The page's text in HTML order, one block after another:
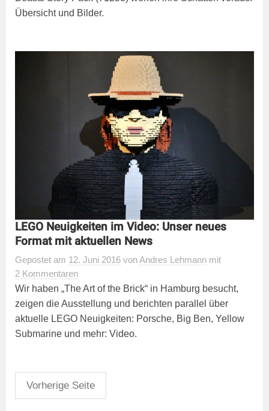
Übersicht und Bilder.
LEGO Neuigkeiten im Video: Unser neues
Format mit aktuellen News
Gepostet am 12. Juni 2016 vonAndres Lehmann mit
2 Kommentaren
Wir haben „The Art of the Brick“ in Hamburg besucht,
zeigen die Ausstellung und berichten parallel über
aktuelle LEGO Neuigkeiten: Porsche, Big Ben, Yellow
Submarine und mehr: Video.
Seitennummerierung
der
Vorherige Seite